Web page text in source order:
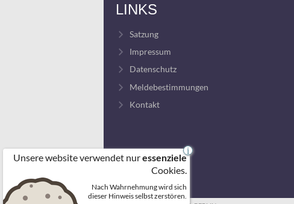
LINKS
Satzung
Impressum
Datenschutz
Meldebestimmungen
Kontakt
Unsere website verwendet nuressenziele
Cookies.
Nach Wahrnehmung wird sich
dieser Hinweis selbst zerstören.
i